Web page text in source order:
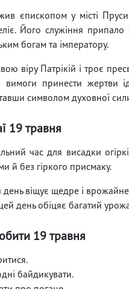
єпископом у місті
Його служіння
богам та імператору.
віру Патрікій і троє
вимоги принести жертви
символом духовної
19 травня
час для висадки
й без гіркого присмаку.
день віщує щедре і врожайне
день обіцяє багатий
19 травня
байдикувати.